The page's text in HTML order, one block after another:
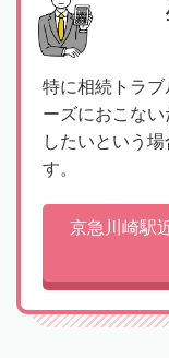
特に相続トラ
ーズにおこな
したいという
す。
京急川崎駅